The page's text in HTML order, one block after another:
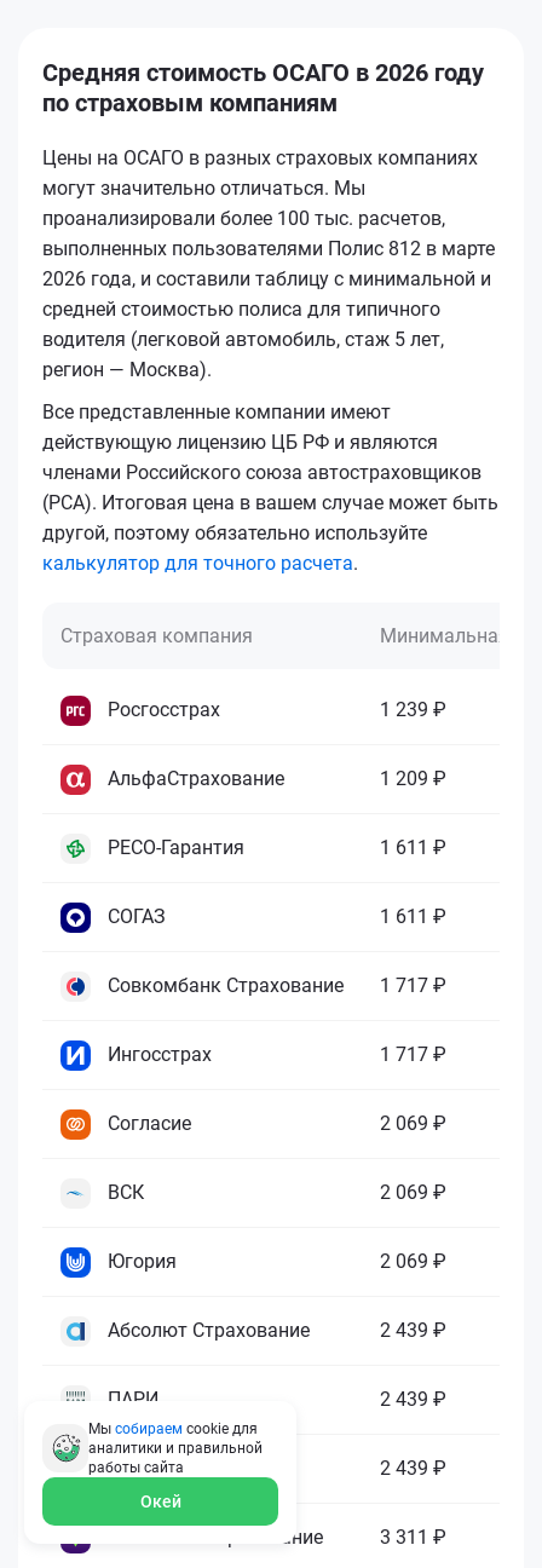
Средняя стоимость ОСАГО в 2026 году
по страховым компаниям
Цены на ОСАГО в разных страховых компаниях
могут значительно отличаться. Мы
проанализировали более 100 тыс. расчетов,
выполненных пользователями Полис 812 в марте
2026 года, и составили таблицу с минимальной и
средней стоимостью полиса для типичного
водителя (легковой автомобиль, стаж 5 лет,
регион — Москва).
Все представленные компании имеют
действующую лицензию ЦБ РФ и являются
членами Российского союза автостраховщиков
(РСА). Итоговая цена в вашем случае может быть
другой, поэтому обязательно используйте
калькулятор для точного расчета.
Страховая компания Минимальная
Росгосстрах 1 239 ₽
АльфаСтрахование 1 209 ₽
РЕСО-Гарантия 1 611 ₽
СОГАЗ 1 611 ₽
Совкомбанк Страхование 1 717 ₽
Ингосстрах 1 717 ₽
Согласие 2 069 ₽
ВСК 2 069 ₽
Югория 2 069 ₽
Абсолют Страхование 2 439 ₽
ПАРИ 2 439 ₽
Гелиос 2 439 ₽
Ренессанс Страхование 3 311 ₽
Мы собираем cookie для
аналитики и правильной
работы сайта
Окей